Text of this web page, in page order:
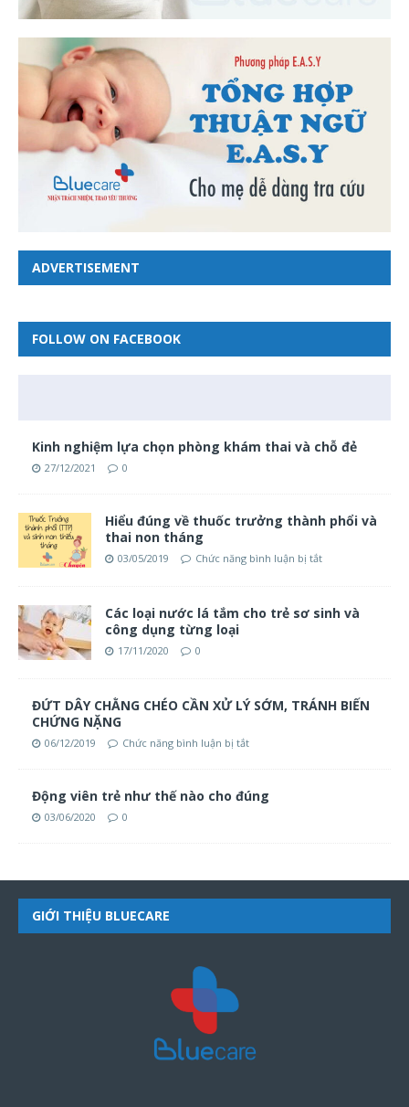
ADVERTISEMENT
FOLLOW ON FACEBOOK
Kinh nghiệm lựa chọn phòng khám thai và chỗ đẻ
27/12/2021 0
Hiểu đúng về thuốc trưởng thành phổi và
thai non tháng
03/05/2019 Chức năng bình luận bị tắt
Các loại nước lá tắm cho trẻ sơ sinh và
công dụng từng loại
17/11/2020 0
ĐỨT DÂY CHẰNG CHÉO CẦN XỬ LÝ SỚM, TRÁNH BIẾN
CHỨNG NẶNG
06/12/2019 Chức năng bình luận bị tắt
Động viên trẻ như thế nào cho đúng
03/06/2020 0
GIỚI THIỆU BLUECARE